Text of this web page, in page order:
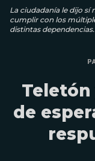
La ciudadanía le dijo sí
cumplir con los
distintas
de